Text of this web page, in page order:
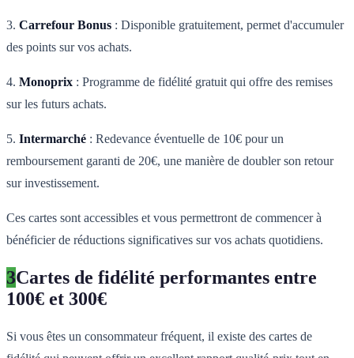
3. Carrefour Bonus : Disponible gratuitement, permet d'accumuler
des points sur vos achats.
4. Monoprix : Programme de fidélité gratuit qui offre des remises
sur les futurs achats.
5. Intermarché : Redevance éventuelle de 10€ pour un
remboursement garanti de 20€, une manière de doubler son retour
sur investissement.
Ces cartes sont accessibles et vous permettront de commencer à
bénéficier de réductions significatives sur vos achats quotidiens.
3Cartes de fidélité performantes entre
100€ et 300€
Si vous êtes un consommateur fréquent, il existe des cartes de